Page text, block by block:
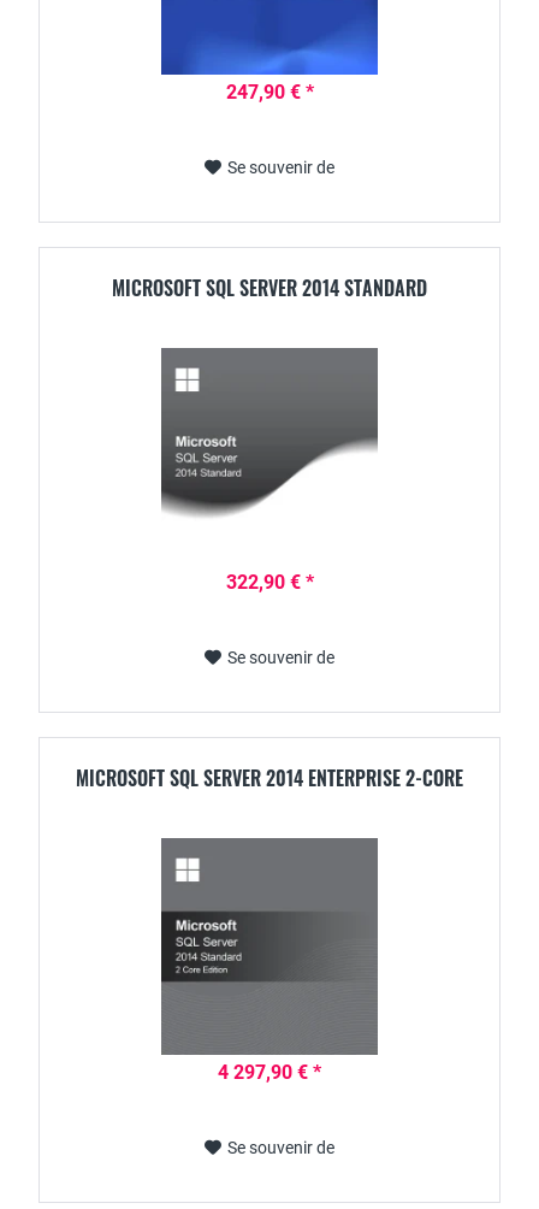
247,90 € *
Se souvenir de
MICROSOFT SQL SERVER 2014 STANDARD
322,90 € *
Se souvenir de
MICROSOFT SQL SERVER 2014 ENTERPRISE 2-CORE
4 297,90 € *
Se souvenir de